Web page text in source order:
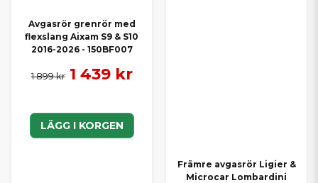
Avgasrör grenrör med
flexslang Aixam S9 & S10
2016-2026 - 150BF007
1 899 kr 1 439 kr
LÄGG I KORGEN
Främre avgasrör Ligier &
Microcar Lombardini